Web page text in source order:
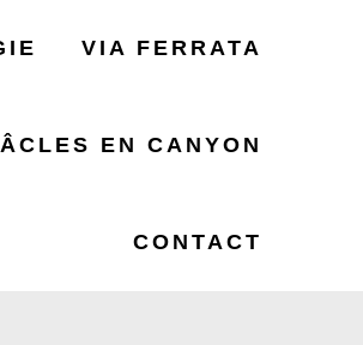
VIA FERRATA
EN CANYON
CONTACT